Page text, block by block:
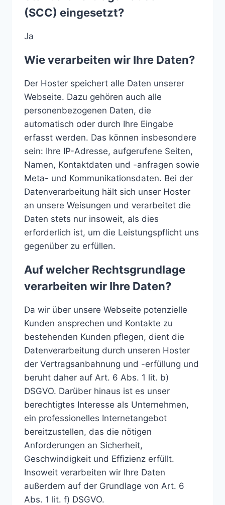
(SCC) eingesetzt?
Ja
Wie verarbeiten wir Ihre Daten?
Der Hoster speichert alle Daten unserer
Webseite. Dazu gehören auch alle
personenbezogenen Daten, die
automatisch oder durch Ihre Eingabe
erfasst werden. Das können insbesondere
sein: Ihre IP-Adresse, aufgerufene Seiten,
Namen, Kontaktdaten und -anfragen sowie
Meta- und Kommunikationsdaten. Bei der
Datenverarbeitung hält sich unser Hoster
an unsere Weisungen und verarbeitet die
Daten stets nur insoweit, als dies
erforderlich ist, um die Leistungspflicht uns
gegenüber zu erfüllen.
Auf welcher Rechtsgrundlage
verarbeiten wir Ihre Daten?
Da wir über unsere Webseite potenzielle
Kunden ansprechen und Kontakte zu
bestehenden Kunden pflegen, dient die
Datenverarbeitung durch unseren Hoster
der Vertragsanbahnung und -erfüllung und
beruht daher auf Art. 6 Abs. 1 lit. b)
DSGVO. Darüber hinaus ist es unser
berechtigtes Interesse als Unternehmen,
ein professionelles Internetangebot
bereitzustellen, das die nötigen
Anforderungen an Sicherheit,
Geschwindigkeit und Effizienz erfüllt.
Insoweit verarbeiten wir Ihre Daten
außerdem auf der Grundlage von Art. 6
Abs. 1 lit. f) DSGVO.